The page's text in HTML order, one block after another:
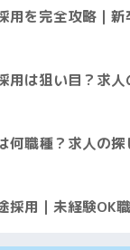
用を完全攻略｜
用は狙い目？求人
何職種？求人の
採用｜未経験OK